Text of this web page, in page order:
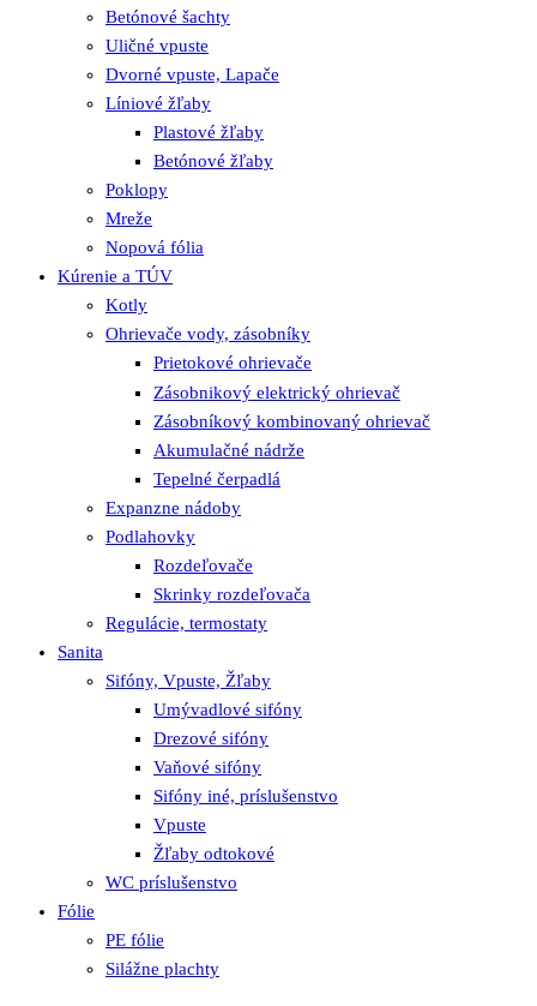
Betónové šachty
Uličné vpuste
Dvorné vpuste, Lapače
Líniové žľaby
Plastové žľaby
Betónové žľaby
Poklopy
Mreže
Nopová fólia
Kúrenie a TÚV
Kotly
Ohrievače vody, zásobníky
Prietokové ohrievače
Zásobnikový elektrický ohrievač
Zásobníkový kombinovaný ohrievač
Akumulačné nádrže
Tepelné čerpadlá
Expanzne nádoby
Podlahovky
Rozdeľovače
Skrinky rozdeľovača
Regulácie, termostaty
Sanita
Sifóny, Vpuste, Žľaby
Umývadlové sifóny
Drezové sifóny
Vaňové sifóny
Sifóny iné, príslušenstvo
Vpuste
Žľaby odtokové
WC príslušenstvo
Fólie
PE fólie
Silážne plachty